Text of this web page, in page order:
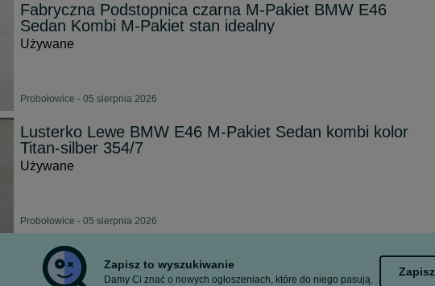
Fabryczna Podstopnica czarna M-Pakiet BMW E46
Sedan Kombi M-Pakiet stan idealny
Używane
Probołowice - 05 sierpnia 2026
Lusterko Lewe BMW E46 M-Pakiet Sedan kombi kolor
Titan-silber 354/7
Używane
Probołowice - 05 sierpnia 2026
Zapisz to wyszukiwanie
Damy Ci znać o nowych ogłoszeniach, które do niego pasują.
Zapisz